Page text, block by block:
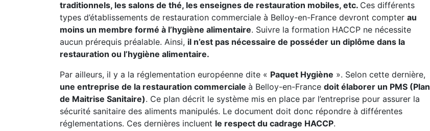
traditionnels, les salons de thé, les enseignes de restauration mobiles, etc. Ces différents
types d’établissements de restauration commerciale à Belloy-en-France devront compter au
moins un membre formé à l’hygiène alimentaire. Suivre la formation HACCP ne nécessite
aucun prérequis préalable. Ainsi, il n’est pas nécessaire de posséder un diplôme dans la
restauration ou l’hygiène alimentaire.
Par ailleurs, il y a la réglementation européenne dite « Paquet Hygiène ». Selon cette dernière,
une entreprise de la restauration commerciale à Belloy-en-France doit élaborer un PMS (Plan
de Maitrise Sanitaire). Ce plan décrit le système mis en place par l’entreprise pour assurer la
sécurité sanitaire des aliments manipulés. Le document doit donc répondre à différentes
réglementations. Ces dernières incluent le respect du cadrage HACCP.